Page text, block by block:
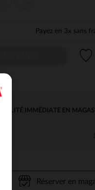
Payez en 3x sans
IMMÉDIATE EN
Réserver en